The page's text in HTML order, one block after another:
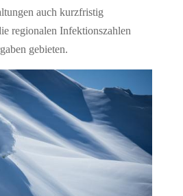
auch kurzfristig
regionalen Infektionszahlen
gebieten.